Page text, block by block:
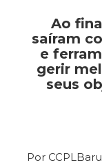
Ao
saíram
e
gerir
seus
Por